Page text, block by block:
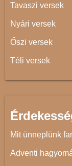
Tavaszi versek
Nyári versek
Őszi versek
Téli versek
Mit ünneplünk
Adventi